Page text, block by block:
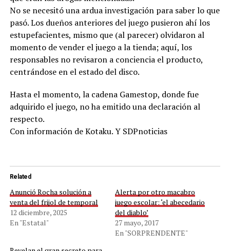
No se necesitó una ardua investigación para saber lo que
pasó. Los dueños anteriores del juego pusieron ahí los
estupefacientes, mismo que (al parecer) olvidaron al
momento de vender el juego a la tienda; aquí, los
responsables no revisaron a conciencia el producto,
centrándose en el estado del disco.
Hasta el momento, la cadena Gamestop, donde fue
adquirido el juego, no ha emitido una declaración al
respecto.
Con información de Kotaku. Y SDPnoticias
Related
Anunció Rocha solución a
venta del frijol de temporal
12 diciembre, 2025
En "Estatal"
Alerta por otro macabro
juego escolar: ‘el abecedario
del diablo’
27 mayo, 2017
En "SORPRENDENTE"